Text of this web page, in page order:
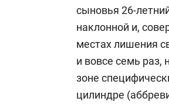
сыновья 26-
наклонной и,
местах лишения
и вовсе семь раз,
зоне
цилиндре